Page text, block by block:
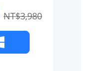
NT$3,980